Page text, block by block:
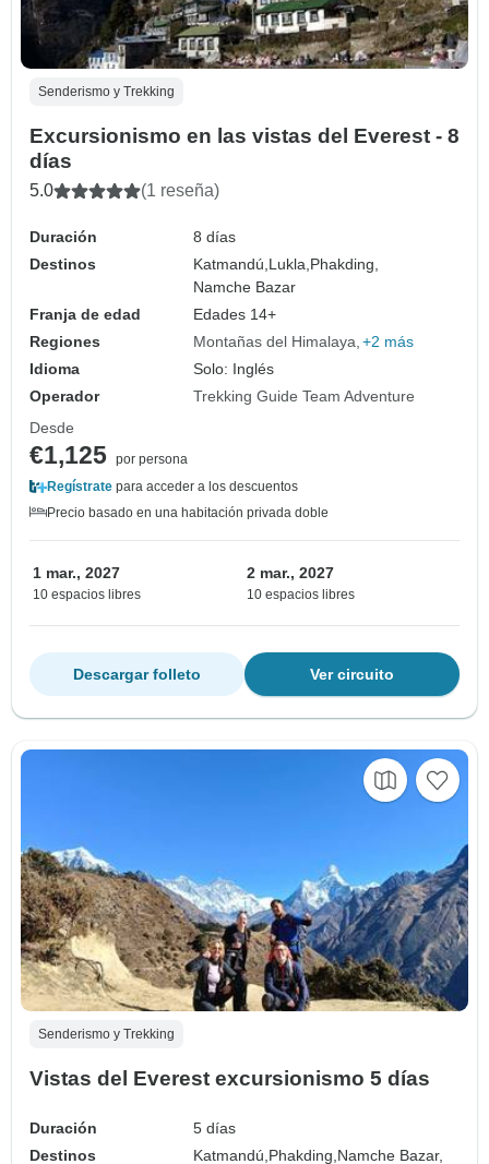
Senderismo y Trekking
Excursionismo en las vistas del Everest - 8
días
5.0 (1 reseña)
Duración
8 días
Destinos
Katmandú,Lukla,Phakding,
Namche Bazar
Franja de edad
Edades 14+
Regiones
Montañas del Himalaya +2 más
Idioma
Solo: Inglés
Operador
Trekking Guide Team Adventure
Desde
€1,125 por persona
Regístrate para acceder a los descuentos
Precio basado en una habitación privada doble
1 mar., 2027
10 espacios libres
2 mar., 2027
10 espacios libres
Ver circuito
Descargar folleto
Senderismo y Trekking
Vistas del Everest excursionismo 5 días
Duración
5 días
Destinos
Katmandú, Phakding, Namche Bazar,